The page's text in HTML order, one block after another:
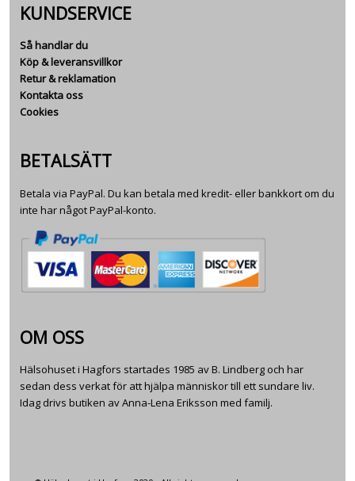
KUNDSERVICE
Så handlar du
Köp & leveransvillkor
Retur & reklamation
Kontakta oss
Cookies
BETALSÄTT
Betala via PayPal. Du kan betala med kredit- eller bankkort om du
inte har något PayPal-konto.
OM OSS
Hälsohuset i Hagfors startades 1985 av B. Lindberg och har
sedan dess verkat för att hjälpa människor till ett sundare liv.
Idag drivs butiken av Anna-Lena Eriksson med familj.